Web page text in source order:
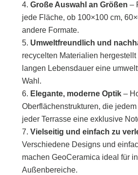
Große Auswahl an Größen –
jede Fläche, ob 100×100 cm,
andere Formate.
Umweltfreundlich und
recycelten Materialien
langen Lebensdauer eine
Wahl.
Elegante, moderne Optik–
Oberflächenstrukturen, die
jeder Terrasse eine exklusive
Vielseitig und einfach zu
Verschiedene Designs und
machen GeoCeramica ideal für
Außenbereiche.